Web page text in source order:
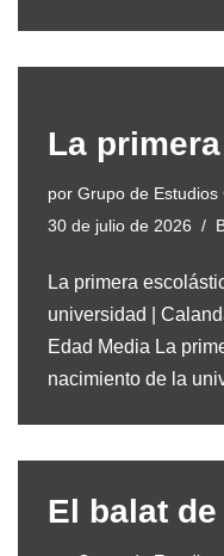
La
por Grupo de Estudios
30 de julio de 2026
La primera
universidad |
Edad Media La
nacimiento de la
El balat